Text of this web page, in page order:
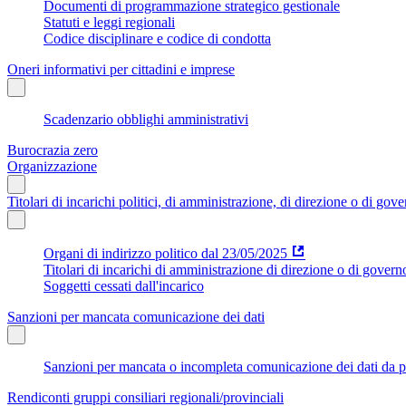
Documenti di programmazione strategico gestionale
Statuti e leggi regionali
Codice disciplinare e codice di condotta
Oneri informativi per cittadini e imprese
Scadenzario obblighi amministrativi
Burocrazia zero
Organizzazione
Titolari di incarichi politici, di amministrazione, di direzione o di
Organi di indirizzo politico dal 23/05/2025
Titolari di incarichi di amministrazione di direzione o di
Soggetti cessati dall'incarico
Sanzioni per mancata comunicazione dei dati
Sanzioni per mancata o incompleta comunicazione dei dati
Rendiconti gruppi consiliari regionali/provinciali